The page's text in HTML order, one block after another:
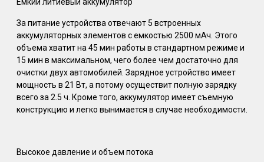
За питание устройства отвечают 5 встроенных
аккумуляторных элементов с емкостью 2500 мАч. Этого
объема хватит на 45 мин работы в стандартном режиме и
15 мин в максимальном, чего более чем достаточно для
очистки двух автомобилей. Зарядное устройство имеет
мощность в 21 Вт, а потому осуществит полную зарядку
всего за 2.5 ч. Кроме того, аккумулятор имеет съемную
конструкцию и легко вынимается в случае необходимости.
Высокое давление и объем потока